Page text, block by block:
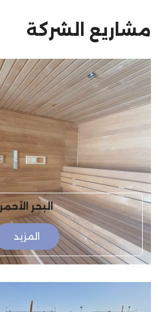
مشاريع الشركة
البحر الأحمر
المزيد